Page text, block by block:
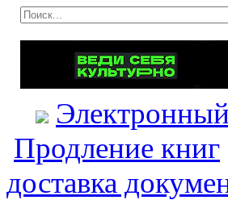
Продление книг
доставка